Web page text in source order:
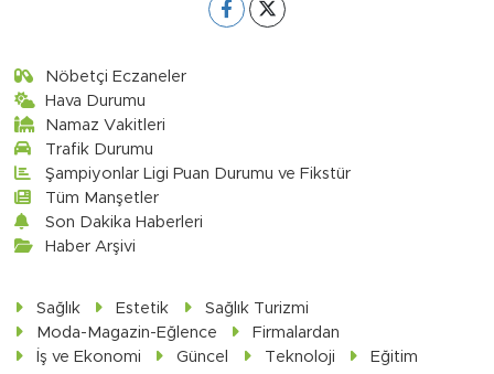
Nöbetçi Eczaneler
Hava Durumu
Namaz Vakitleri
Trafik Durumu
Şampiyonlar Ligi Puan Durumu ve Fikstür
Tüm Manşetler
Son Dakika Haberleri
Haber Arşivi
Sağlık Estetik
Sağlık Turizmi
Moda-Magazin-Eğlence
Firmalardan
İş ve Ekonomi
Güncel Teknoloji
Eğitim